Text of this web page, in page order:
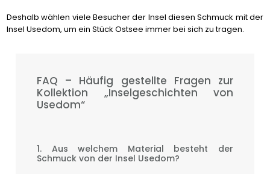
Deshalb wählen viele Besucher der Insel diesen Schmuck mit der
Insel Usedom, um ein Stück Ostsee immer bei sich zu tragen.
FAQ – Häufig gestellte Fragen zur
Kollektion „Inselgeschichten von
Usedom“
1. Aus welchem Material besteht der
Schmuck von der Insel Usedom?